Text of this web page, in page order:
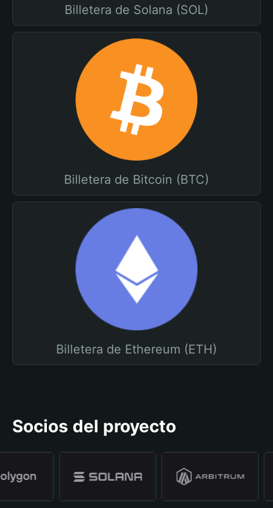
Billetera de Solana (SOL)
Billetera de Bitcoin (BTC)
Billetera de Ethereum (ETH)
Socios del proyecto